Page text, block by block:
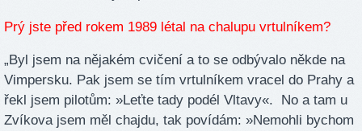
Prý jste před rokem 1989 létal na chalupu vrtulníkem?
„Byl jsem na nějakém cvičení a to se odbývalo někde na
Vimpersku. Pak jsem se tím vrtulníkem vracel do Prahy a
řekl jsem pilotům: »Leťte tady podél Vltavy«. No a tam u
Zvíkova jsem měl chajdu, tak povídám: »Nemohli bychom